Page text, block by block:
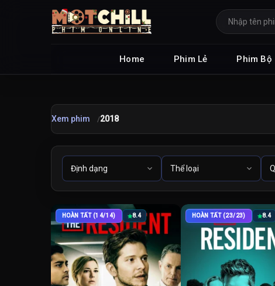
Home Phim Lẻ Phim Bộ
Xem phim 2018
HOÀN TẤT (14/14) 8.4 HOÀN TẤT (23/23) 8.4